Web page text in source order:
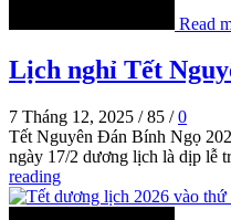
Read
Lịch nghỉ Tết
7 Tháng 12, 2025 / 85 / 0
Tết Nguyên Đán Bính Ngọ
ngày 17/2 dương lịch là dịp lễ
reading